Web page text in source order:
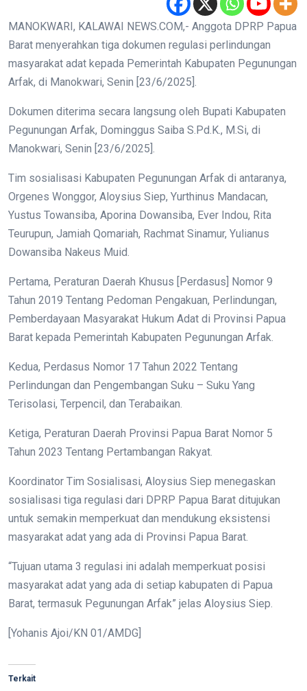
MANOKWARI, KALAWAI NEWS.COM,- Anggota DPRP Papua
Barat menyerahkan tiga dokumen regulasi perlindungan
masyarakat adat kepada Pemerintah Kabupaten Pegunungan
Arfak, di Manokwari, Senin [23/6/2025].
Dokumen diterima secara langsung oleh Bupati Kabupaten
Pegunungan Arfak, Dominggus Saiba S.Pd.K., M.Si, di
Manokwari, Senin [23/6/2025].
Tim sosialisasi Kabupaten Pegunungan Arfak di antaranya,
Orgenes Wonggor, Aloysius Siep, Yurthinus Mandacan,
Yustus Towansiba, Aporina Dowansiba, Ever Indou, Rita
Teurupun, Jamiah Qomariah, Rachmat Sinamur, Yulianus
Dowansiba Nakeus Muid.
Pertama, Peraturan Daerah Khusus [Perdasus] Nomor 9
Tahun 2019 Tentang Pedoman Pengakuan, Perlindungan,
Pemberdayaan Masyarakat Hukum Adat di Provinsi Papua
Barat kepada Pemerintah Kabupaten Pegunungan Arfak.
Kedua, Perdasus Nomor 17 Tahun 2022 Tentang
Perlindungan dan Pengembangan Suku – Suku Yang
Terisolasi, Terpencil, dan Terabaikan.
Ketiga, Peraturan Daerah Provinsi Papua Barat Nomor 5
Tahun 2023 Tentang Pertambangan Rakyat.
Koordinator Tim Sosialisasi, Aloysius Siep menegaskan
sosialisasi tiga regulasi dari DPRP Papua Barat ditujukan
untuk semakin memperkuat dan mendukung eksistensi
masyarakat adat yang ada di Provinsi Papua Barat.
“Tujuan utama 3 regulasi ini adalah memperkuat posisi
masyarakat adat yang ada di setiap kabupaten di Papua
Barat, termasuk Pegunungan Arfak” jelas Aloysius Siep.
[Yohanis Ajoi/KN 01/AMDG]
Terkait